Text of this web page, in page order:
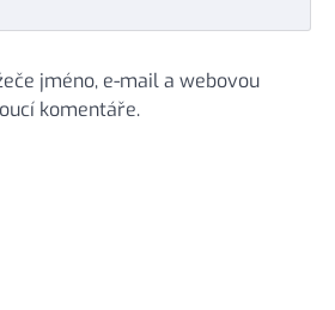
jméno, e-mail a webovou
komentáře.